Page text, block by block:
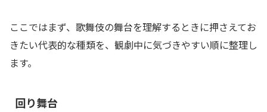
ここではまず、歌舞伎の舞台を理解するときに押さえてお
きたい代表的な種類を、観劇中に気づきやすい順に整理し
ます。
回り舞台